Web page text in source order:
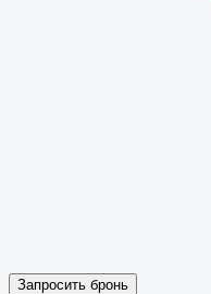
Запросить бронь